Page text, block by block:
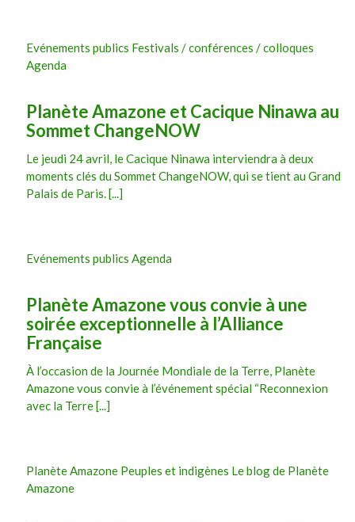
Evénements publics Festivals / conférences / colloques
Agenda
Planète Amazone et Cacique Ninawa au
Sommet ChangeNOW
Le jeudi 24 avril, le Cacique Ninawa interviendra à deux
moments clés du Sommet ChangeNOW, qui se tient au Grand
Palais de Paris. [...]
Evénements publics Agenda
Planète Amazone vous convie à une
soirée exceptionnelle à l’Alliance
Française
À l’occasion de la Journée Mondiale de la Terre, Planète
Amazone vous convie à l’événement spécial “Reconnexion
avec la Terre [...]
Planète Amazone Peuples et indigènes Le blog de Planète
Amazone